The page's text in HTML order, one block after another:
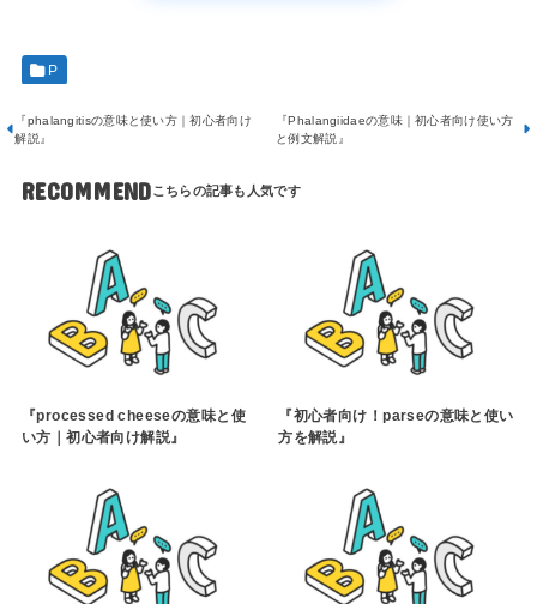
P
『phalangitisの意味と使い方｜初心者向け
解説』
『Phalangiidaeの意味｜初心者向け使い方
と例文解説』
RECOMMEND
『processed cheeseの意味と使
い方｜初心者向け解説』
『初心者向け！parseの意味と使い
方を解説』